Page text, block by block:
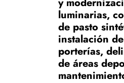
luminarias,
de pasto
instalación de
porterías,
de áreas